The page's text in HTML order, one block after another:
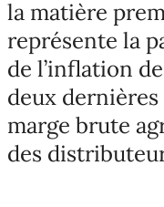
la matière
représente la
de l’inflation
deux dernières
marge brute
des